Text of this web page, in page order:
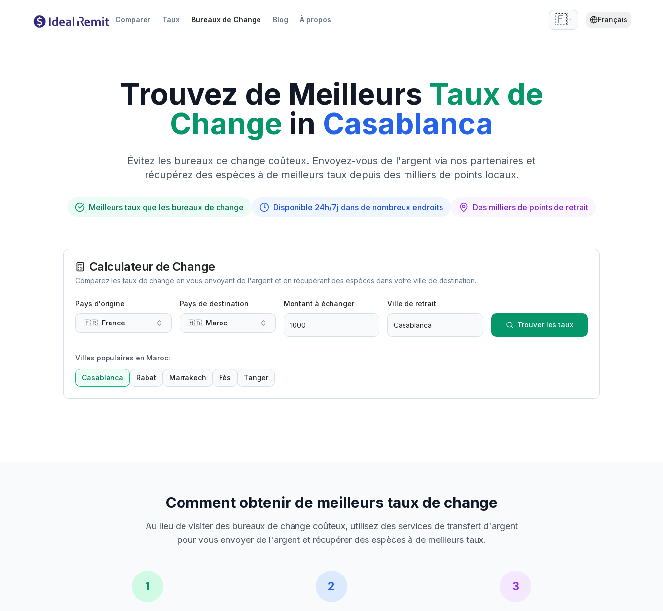
Comparer Taux Bureaux de Change Blog À propos 🇫🇷 Français
Trouvez de Meilleurs Taux de
Change in Casablanca
Évitez les bureaux de change coûteux. Envoyez-vous de l'argent via nos partenaires et
récupérez des espèces à de meilleurs taux depuis des milliers de points locaux.
Meilleurs taux que les bureaux de change Disponible 24h/7j dans de nombreux endroits Des milliers de points de retrait
Calculateur de Change
Comparez les taux de change en vous envoyant de l'argent et en récupérant des espèces dans votre ville de destination.
Pays d'origine
🇫🇷 France
Pays de destination
🇲🇦 Maroc
Montant à échanger Ville de retrait
Trouver les taux
Villes populaires en Maroc:
Casablanca Rabat Marrakech Fès Tanger
Comment obtenir de meilleurs taux de change
Au lieu de visiter des bureaux de change coûteux, utilisez des services de transfert d'argent
pour vous envoyer de l'argent et récupérer des espèces à de meilleurs taux.
1 2 3